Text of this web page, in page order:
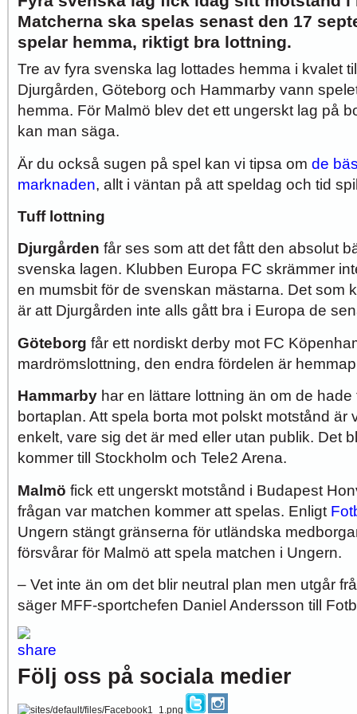
Matcherna ska spelas senast den 17
spelar hemma, riktigt bra lottning.
Tre av fyra svenska lag lottades hemma i kvalet
Djurgården, Göteborg och Hammarby vann
hemma. För Malmö blev det ett ungerskt lag på
kan man säga.
Är du också sugen på spel kan vi tipsa om de
marknaden, allt i väntan på att speldag och tid
Tuff lottning
Djurgården får ses som att det fått den absolut
svenska lagen. Klubben Europa FC skrämmer
en mumsbit för de svenskan mästarna. Det som
är att Djurgården inte alls gått bra i Europa de
Göteborg får ett nordiskt derby mot FC
mardrömslottning, den endra fördelen är
Hammarby har en lättare lottning än om de
bortaplan. Att spela borta mot polskt motstånd är
enkelt, vare sig det är med eller utan publik. Det
kommer till Stockholm och Tele2 Arena.
Malmö fick ett ungerskt motstånd i Budapest
frågan var matchen kommer att spelas. Enligt
Ungern stängt gränserna för utländska
försvårar för Malmö att spela matchen i Ungern.
– Vet inte än om det blir neutral plan men utgår
säger MFF-sportchefen Daniel Andersson till
Följ oss på sociala medier